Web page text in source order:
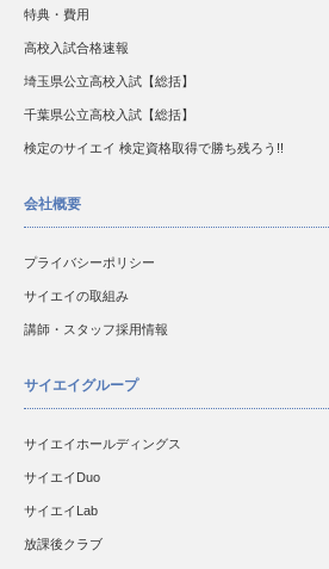
特典・費用
高校入試合格速報
埼玉県公立高校入試【総括】
千葉県公立高校入試【総括】
検定のサイエイ 検定資格取得で勝ち残ろう!!
会社概要
プライバシーポリシー
サイエイの取組み
講師・スタッフ採用情報
サイエイグループ
サイエイホールディングス
サイエイDuo
サイエイLab
放課後クラブ